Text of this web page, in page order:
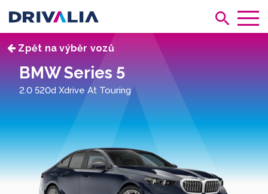
Zpět na výběr vozů
BMW Series 5
2.0 520d Xdrive At Touring